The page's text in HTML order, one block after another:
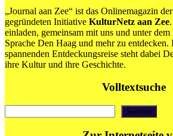
School
boek“
„Journal aan Zee“ ist das Onlinemagazin
gegründeten Initiative KulturNetz aan Zee
einladen, gemeinsam mit uns und unter
Sprache Den Haag und mehr zu entdecken.
spannenden Entdeckungsreise steht dabei
ihre Kultur und ihre Geschichte.
Volltextsuche
Suchen